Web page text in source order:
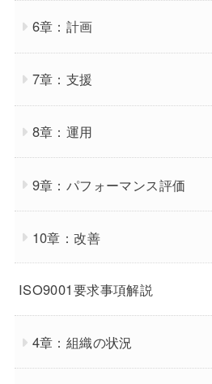
6章：計画
7章：支援
8章：運用
9章：パフォーマンス評価
10章：改善
ISO9001要求事項解説
4章：組織の状況